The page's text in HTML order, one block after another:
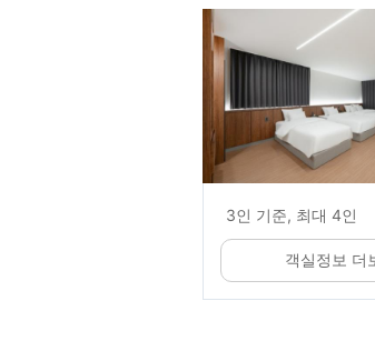
3인 기준, 최대 4인
객실정보 더